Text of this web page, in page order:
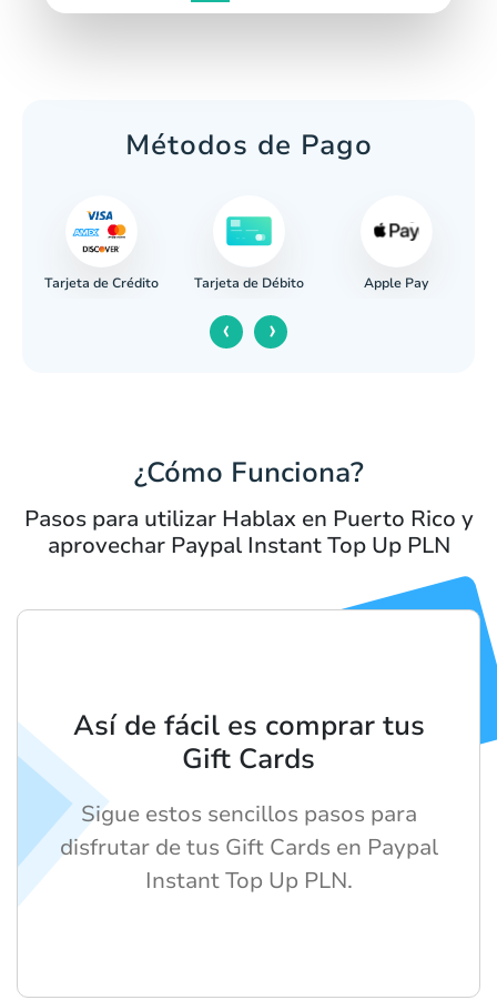
Métodos de Pago
Tarjeta de Crédito Tarjeta de Débito Apple Pay
‹ ›
¿Cómo Funciona?
Pasos para utilizar Hablax en Puerto Rico y
aprovechar Paypal Instant Top Up PLN
Así de fácil es comprar tus
Gift Cards
Sigue estos sencillos pasos para
disfrutar de tus Gift Cards en Paypal
Instant Top Up PLN.